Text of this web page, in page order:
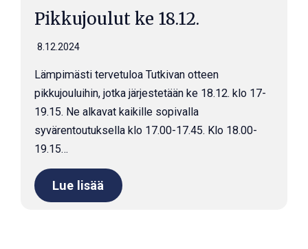
Pikkujoulut ke 18.12.
8.12.2024
Lämpimästi tervetuloa Tutkivan otteen
pikkujouluihin, jotka järjestetään ke 18.12. klo 17-
19.15. Ne alkavat kaikille sopivalla
syvärentoutuksella klo 17.00-17.45. Klo 18.00-
19.15…
Lue lisää